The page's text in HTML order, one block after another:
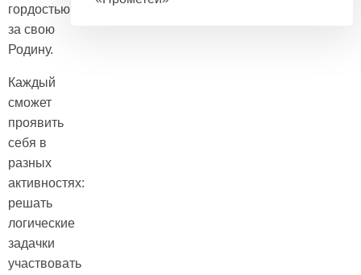
гордостью
за свою
Родину.
Каждый
сможет
проявить
себя в
разных
активностях:
решать
логические
задачки
участвовать